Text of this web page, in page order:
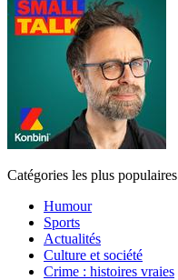
Catégories les plus populaires
Humour
Sports
Actualités
Culture et société
Crime : histoires vraies